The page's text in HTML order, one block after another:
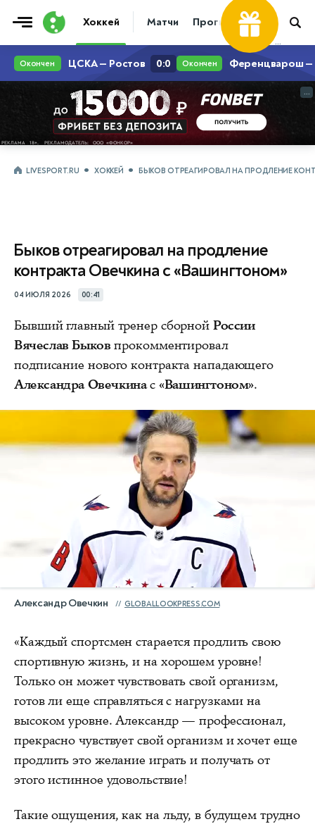
Хоккей Матчи Прогнозы
...
...
LIVESPORT.RU ХОККЕЙ БЫКОВ ОТРЕАГИРОВАЛ НА ПРОДЛЕНИЕ
Быков отреагировал на продление
контракта Овечкина с «Вашингтоном»
04 ИЮЛЯ 2026 00:41
Бывший главный тренер сборной России
Вячеслав Быков прокомментировал
подписание нового контракта нападающего
Александра Овечкинас«Вашингтоном».
Александр Овечкин GLOBALLOOKPRESS.COM
«Каждый спортсмен старается продлить свою
спортивную жизнь, и на хорошем уровне!
Только он может чувствовать свой организм,
готов ли еще справляться с нагрузками на
высоком уровне. Александр — профессионал,
прекрасно чувствует свой организм и хочет еще
продлить это желание играть и получать от
этого истинное удовольствие!
Такие ощущения, как на льду, в будущем трудно